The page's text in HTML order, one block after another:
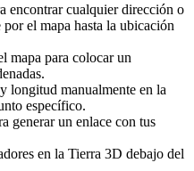
encontrar cualquier dirección o
el mapa hasta la ubicación
mapa para colocar un
longitud manualmente en la
específico.
generar un enlace con tus
en la Tierra 3D debajo del